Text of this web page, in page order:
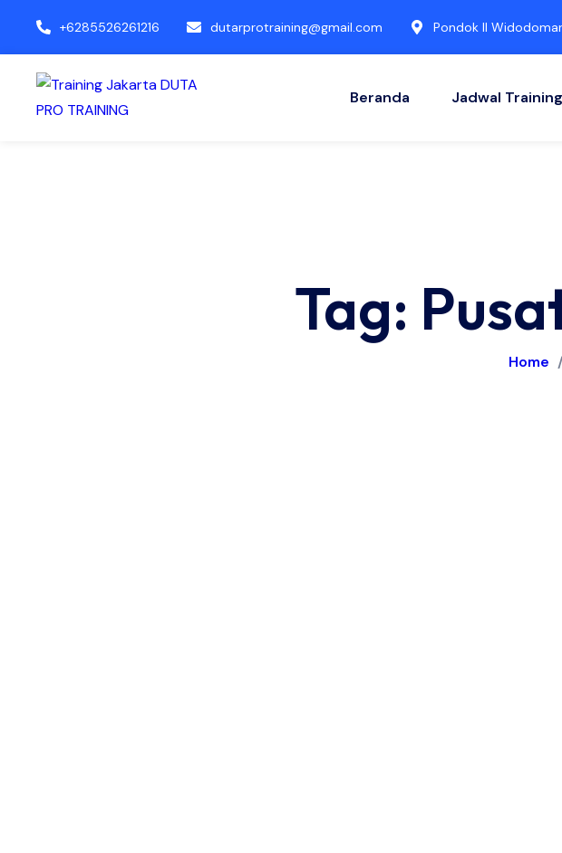
+6285526261216 dutarprotraining@gmail.com Pondok II
Beranda Jadwal
Tag:
Home /